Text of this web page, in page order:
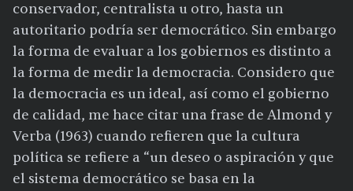
conservador, centralista u otro, hasta un
autoritario podría ser democrático. Sin embargo
la forma de evaluar a los gobiernos es distinto a
la forma de medir la democracia. Considero que
la democracia es un ideal, así como el gobierno
de calidad, me hace citar una frase de Almond y
Verba (1963) cuando refieren que la cultura
política se refiere a “un deseo o aspiración y que
el sistema democrático se basa en la